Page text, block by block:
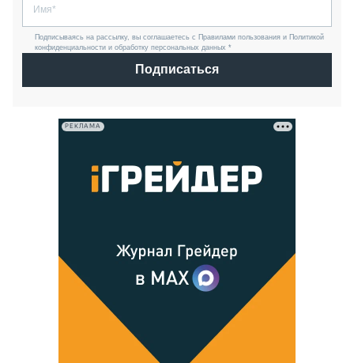
Подписываясь на рассылку, вы соглашаетесь с Правилами пользования и Политикой
конфиденциальности и обработку персональных данных *
Подписаться
РЕКЛАМА